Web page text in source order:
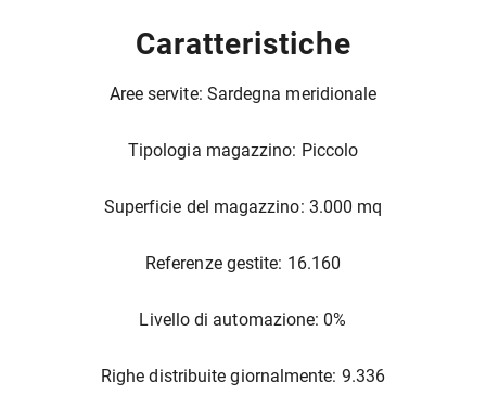
Caratteristiche
Aree servite: Sardegna meridionale
Tipologia magazzino: Piccolo
Superficie del magazzino: 3.000 mq
Referenze gestite: 16.160
Livello di automazione: 0%
Righe distribuite giornalmente: 9.336